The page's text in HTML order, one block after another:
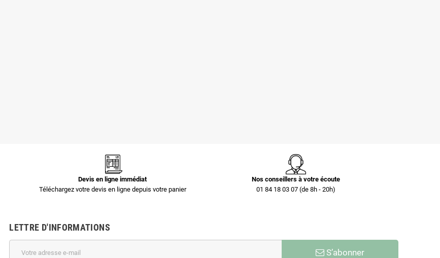
Devis en ligne immédiat
Téléchargez votre devis en ligne depuis votre panier
Nos conseillers à votre écoute
01 84 18 03 07 (de 8h - 20h)
LETTRE D'INFORMATIONS
S’abonner